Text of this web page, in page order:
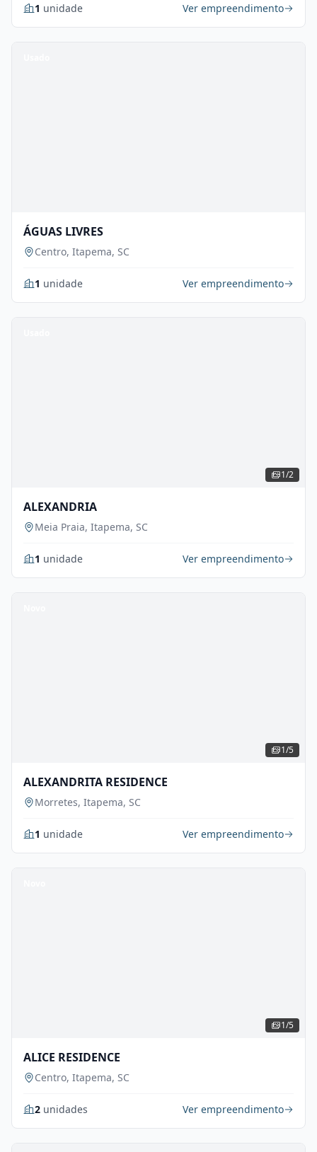
1 unidade Ver empreendimento
ÁGUAS LIVRES
Centro, Itapema, SC
1 unidade Ver empreendimento
1/2
ALEXANDRIA
Meia Praia, Itapema, SC
1 unidade Ver empreendimento
1/5
ALEXANDRITA RESIDENCE
Morretes, Itapema, SC
1 unidade Ver empreendimento
1/5
ALICE RESIDENCE
Centro, Itapema, SC
2 unidades Ver empreendimento